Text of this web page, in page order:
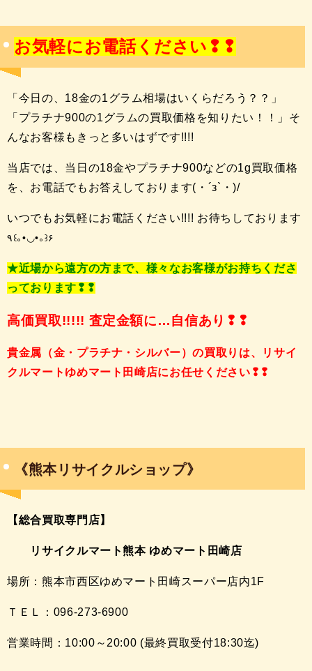
お気軽にお電話ください❢❢
「今日の、18金の1グラム相場はいくらだろう？？」
「プラチナ900の1グラムの買取価格を知りたい！！」そ
んなお客様もきっと多いはずです!!!!
当店では、当日の18金やプラチナ900などの1g買取価格
を、お電話でもお答えしております(・´з`・)/
いつでもお気軽にお電話ください!!!! お待ちしております
٩꒰｡•◡•｡꒱۶
★近場から遠方の方まで、様々なお客様がお持ちくださ
っております❢❢
高価買取!!!!! 査定金額に…自信あり❢❢
貴金属（金・プラチナ・シルバー）の買取りは、リサイ
クルマートゆめマート田崎店にお任せください❢❢
《熊本リサイクルショップ》
【総合買取専門店】
リサイクルマート熊本 ゆめマート田崎店
場所：熊本市西区ゆめマート田崎スーパー店内1F
ＴＥＬ：096-273-6900
営業時間：10:00～20:00 (最終買取受付18:30迄)